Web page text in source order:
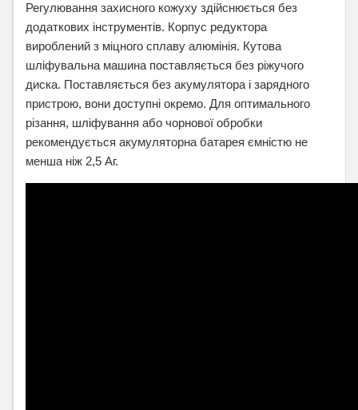
Регулювання захисного кожуху здійснюється без
додаткових інструментів. Корпус редуктора
вироблений з міцного сплаву алюмінія. Кутова
шліфувальна машина поставляється без ріжучого
диска. Поставляється без акумулятора і зарядного
пристрою, вони доступні окремо. Для оптимального
різання, шліфування або чорнової обробки
рекомендується акумуляторна батарея ємністю не
менша ніж 2,5 Аг.